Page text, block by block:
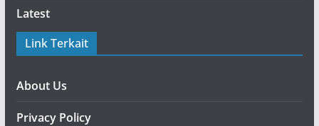
Latest
Link Terkait
About Us
Privacy Policy